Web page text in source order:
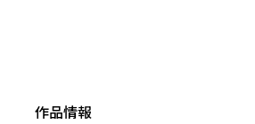
作品情報